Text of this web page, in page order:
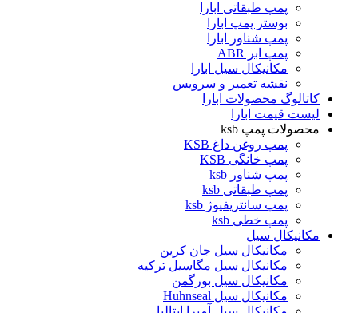
پمپ طبقاتی ابارا
بوستر پمپ ابارا
پمپ شناور ابارا
پمپ ابر ABR
مکانیکال سیل ابارا
نقشه تعمیر و سرویس
کاتالوگ محصولات ابارا
لیست قیمت ابارا
محصولات پمپ ksb
پمپ روغن داغ KSB
پمپ خانگی KSB
پمپ شناور ksb
پمپ طبقاتی ksb
پمپ سانتریفیوژ ksb
پمپ خطی ksb
مکانیکال سیل
مکانیکال سیل جان کرین
مکانیکال سیل مگاسیل ترکیه
مکانیکال سیل بورگمن
مکانیکال سیل Huhnseal